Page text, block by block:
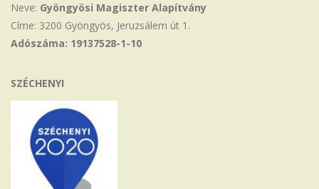
Neve: Gyöngyösi Magiszter Alapítvány
Címe: 3200 Gyöngyös, Jeruzsálem út 1.
Adószáma: 19137528-1-10
SZÉCHENYI